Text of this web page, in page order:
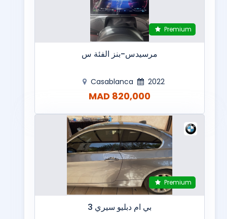
Premium
مرسيدس-بنز الفئة س
Casablanca 2022
820,000 MAD
Premium
بي ام دبليو سيري 3